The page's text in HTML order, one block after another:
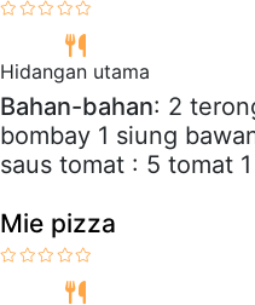
Hidangan utama
Bahan-bahan: 2
bombay 1 siung
saus tomat : 5 tomat
Mie pizza